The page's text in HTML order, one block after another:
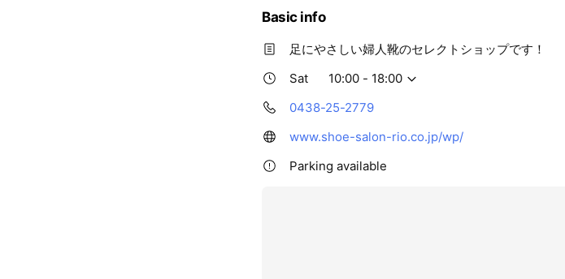
Basic info
足にやさしい婦人靴のセレクトショップです！
Sat
10:00 - 18:00
0438-25-2779
www.shoe-salon-rio.co.jp/wp/
Parking available